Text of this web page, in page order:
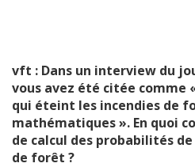
vft : Dans un interview du
vous avez été citée comme
qui éteint les incendies de
mathématiques ». En quoi
de calcul des probabilités de
de forêt ?